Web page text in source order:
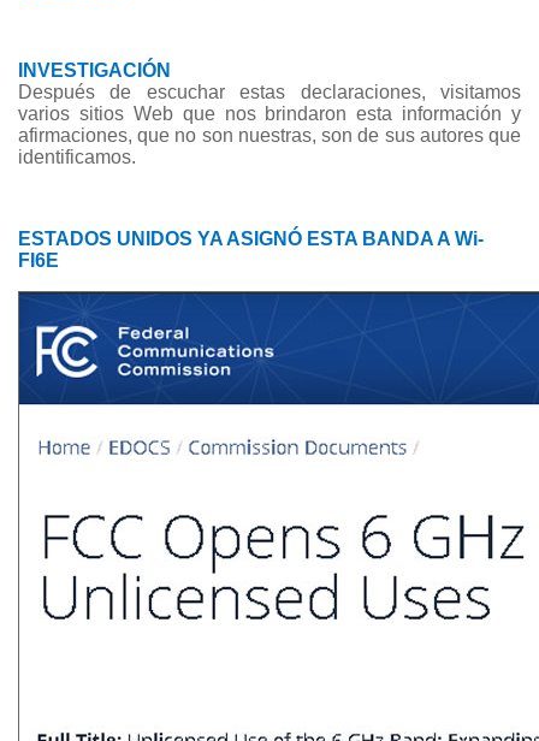
INVESTIGACIÓN
Después de escuchar estas declaraciones, visitamos
varios sitios Web que nos brindaron esta información y
afirmaciones, que no son nuestras, son de sus autores que
identificamos.
ESTADOS UNIDOS YA ASIGNÓ ESTA BANDA A Wi-
FI6E